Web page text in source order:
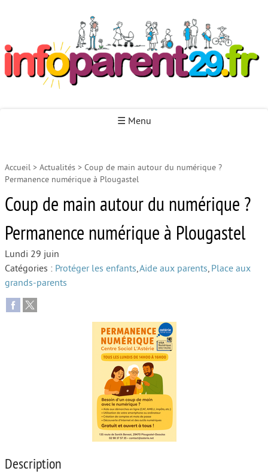
☰ Menu
Accueil
Autour de l’enfance
Autour de la jeunesse
Face au handicap
Face au deuil
Sortir en famille
Vie de couple
Aide aux parents
Accueil > Actualités > Coup de main autour du numérique ?
Permanence numérique à Plougastel
Coup de main autour du numérique ?
Permanence numérique à Plougastel
Lundi 29 juin
Catégories : Protéger les enfants,Aide aux parents, Place aux
grands-parents
Description